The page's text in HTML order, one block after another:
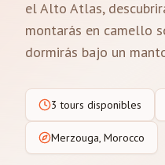
el Alto Atlas,
montarás en camello
dormirás bajo un
3 tours disponibles
Merzouga, Morocco